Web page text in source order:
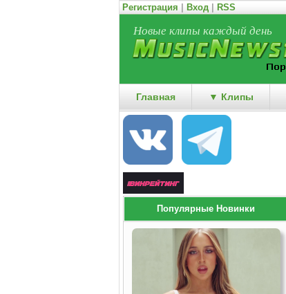
Регистрация Вход RSS
Новые клипы каждый день
Главная ▼ Клипы
Популярные Новинки